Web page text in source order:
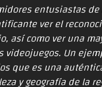
entusiastas
ver el
así como ver una
Un
que es una
y geografía de la